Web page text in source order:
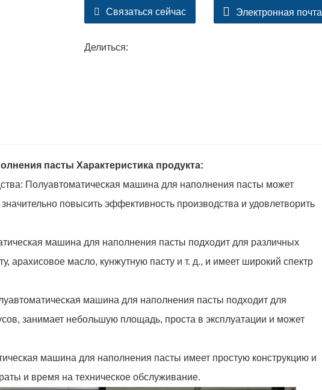
Связаться сейчас Электронная почта
Делиться:
пасты Характеристика продукта:
Полуавтоматическая машина для наполнения пасты может
повысить эффективность производства и удовлетворить
машина для наполнения пасты подходит для различных
арахисовое масло, кунжутную пасту и т. д., и имеет широкий спектр
машина для наполнения пасты подходит для
занимает небольшую площадь, проста в эксплуатации и может
машина для наполнения пасты имеет простую конструкцию и
и время на техническое обслуживание.